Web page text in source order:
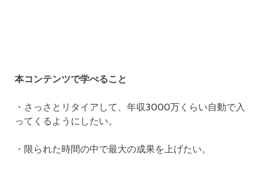
本コンテンツで学べること
・さっさとリタイアして、年収3000万くらい自動で入
ってくるようにしたい。
・限られた時間の中で最大の成果を上げたい。